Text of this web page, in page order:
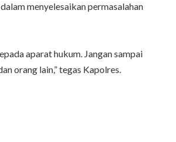
menyelesaikan permasalahan
aparat hukum. Jangan sampai
orang lain,” tegas Kapolres.